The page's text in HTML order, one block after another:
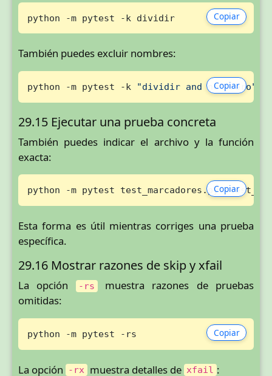
Copiar
python -m pytest -k dividir
También puedes excluir nombres:
Copiar
python -m pytest -k "dividir and not cero"
29.15 Ejecutar una prueba concreta
También puedes indicar el archivo y la función
exacta:
Copiar
python -m pytest
Esta forma es útil mientras corriges una prueba
específica.
29.16 Mostrar razones de skip y xfail
La opción -rs muestra razones de pruebas
omitidas:
Copiar
python -m pytest -rs
La opción -rx muestra detalles de xfail :